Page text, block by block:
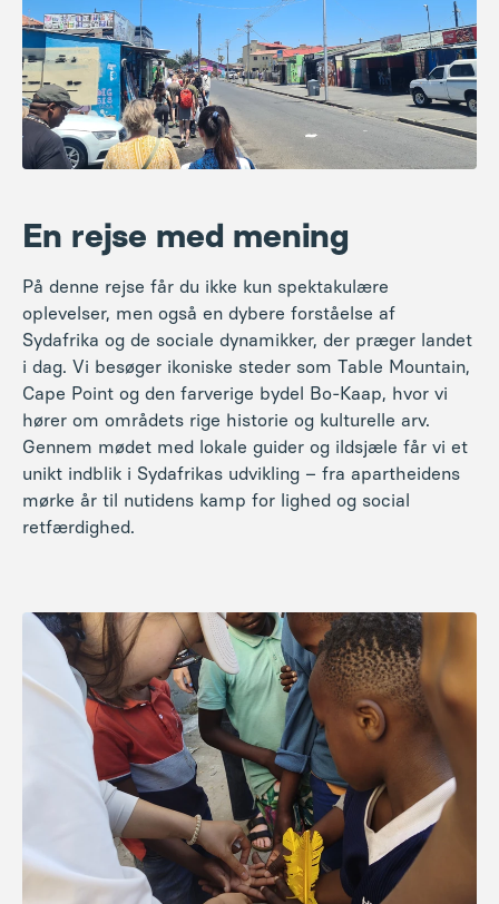
En rejse med mening
På denne rejse får du ikke kun spektakulære
oplevelser, men også en dybere forståelse af
Sydafrika og de sociale dynamikker, der præger landet
i dag. Vi besøger ikoniske steder som Table Mountain,
Cape Point og den farverige bydel Bo-Kaap, hvor vi
hører om områdets rige historie og kulturelle arv.
Gennem mødet med lokale guider og ildsjæle får vi et
unikt indblik i Sydafrikas udvikling – fra apartheidens
mørke år til nutidens kamp for lighed og social
retfærdighed.